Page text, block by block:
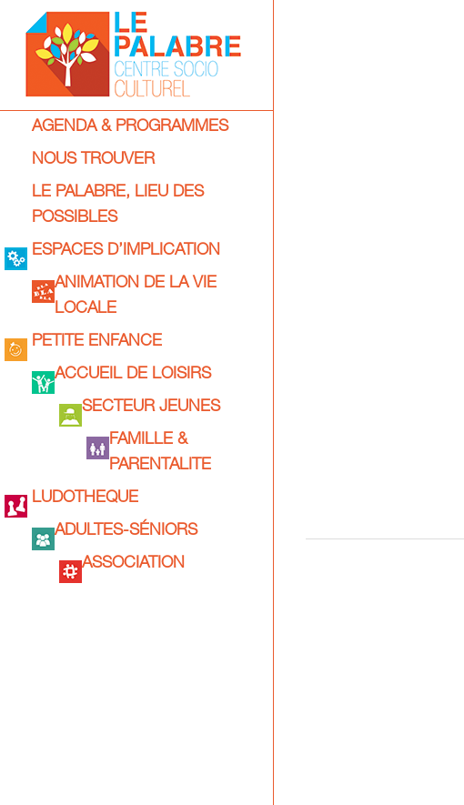
content
Centre
socio-
culturel
Le
Palabre
Primary
AGENDA & PROGRAMMES
NOUS TROUVER
LE PALABRE, LIEU DES
POSSIBLES
ESPACES D’IMPLICATION
ANIMATION DE LA VIE
LOCALE
PETITE ENFANCE
ACCUEIL DE LOISIRS
SECTEUR JEUNES
FAMILLE &
PARENTALITE
LUDOTHEQUE
ADULTES-SÉNIORS
ASSOCIATION